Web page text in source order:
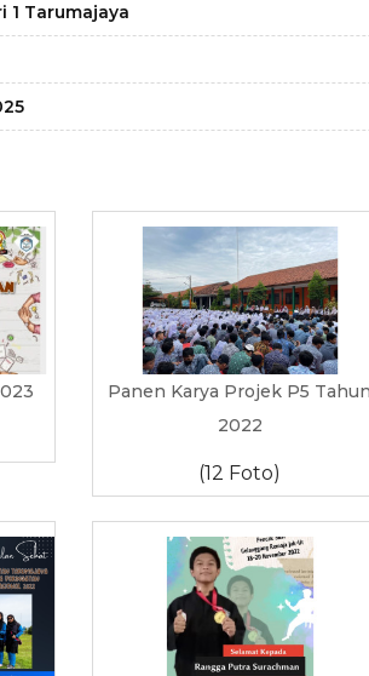
1 Tarumajaya
Panen Karya Projek P5 Tahun
2022
(12 Foto)